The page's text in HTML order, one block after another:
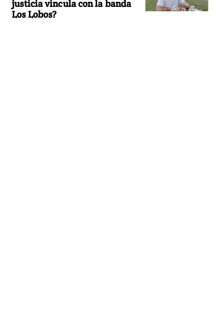
justicia vincula con la banda
Los Lobos?